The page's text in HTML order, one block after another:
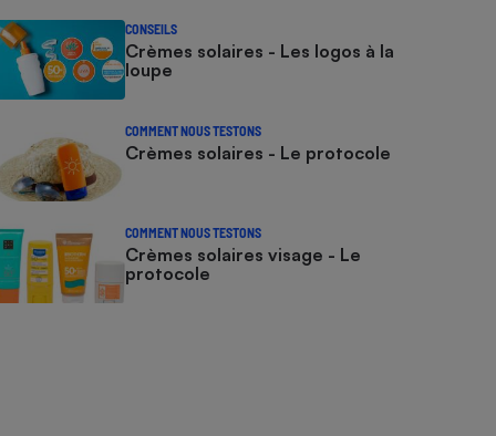
CONSEILS
Crèmes solaires - Les logos à la
loupe
COMMENT NOUS TESTONS
Crèmes solaires - Le protocole
COMMENT NOUS TESTONS
Crèmes solaires visage - Le
protocole